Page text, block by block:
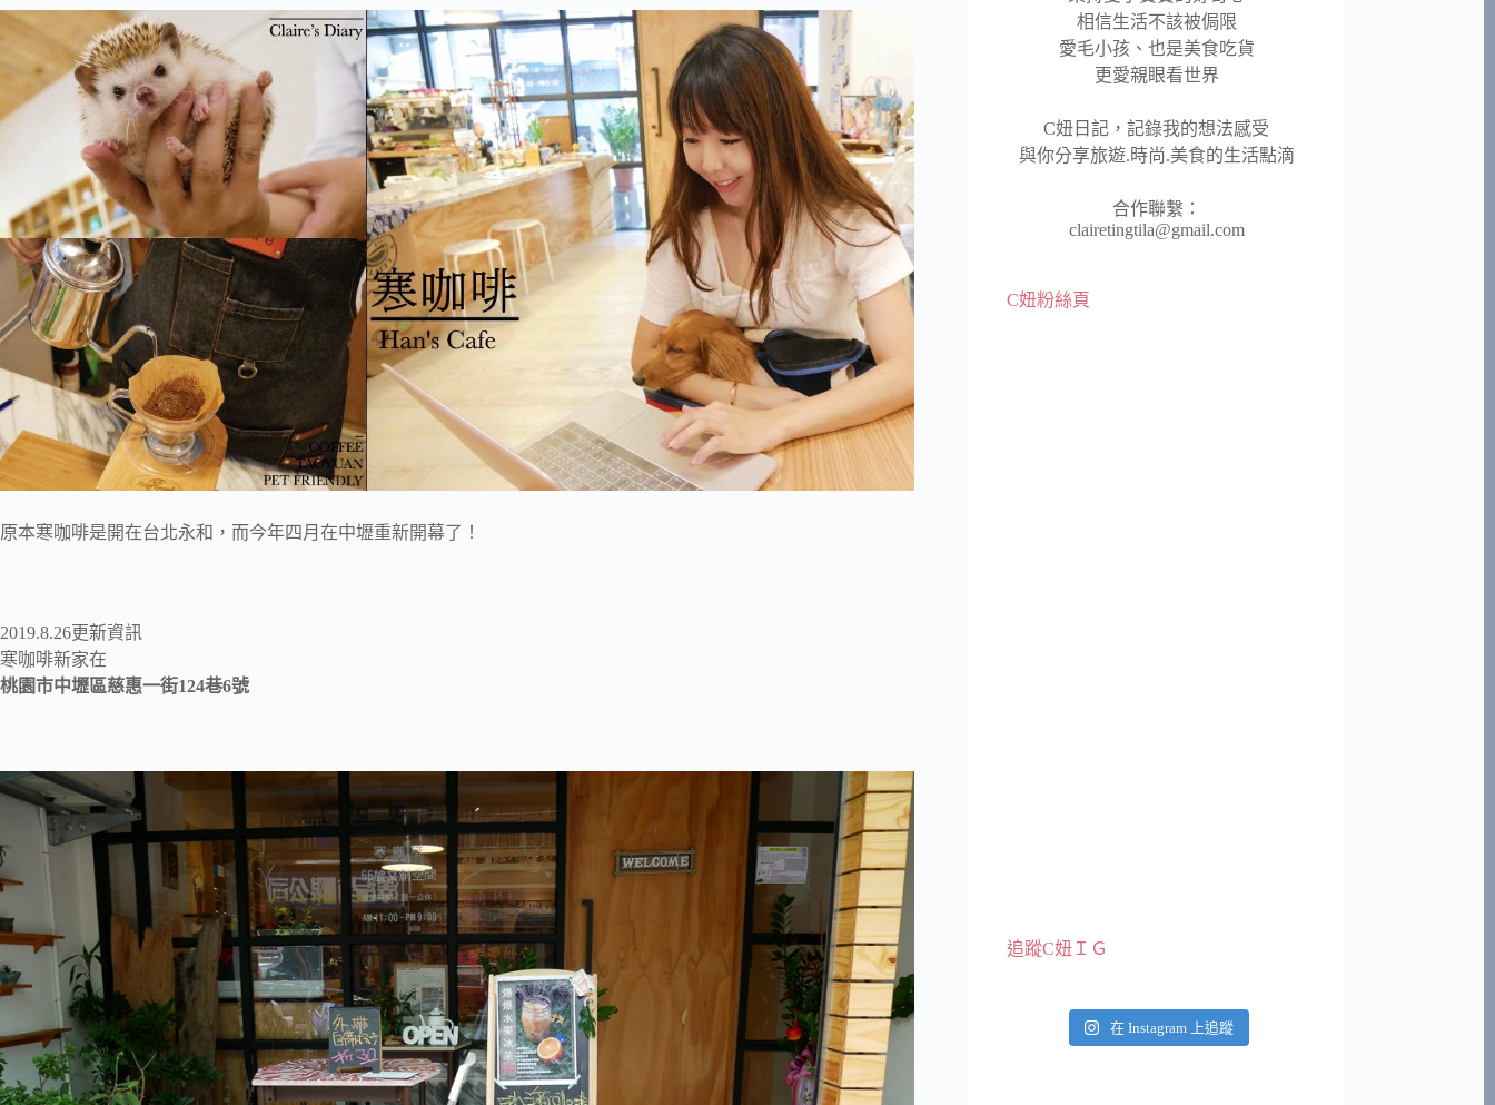
原本寒咖啡是開在台北永和，而今年四月在中壢重新開幕了！
2019.8.26更新資訊
寒咖啡新家在
桃園市中壢區慈惠一街124巷6號
相信生活不該被侷限
愛毛小孩、也是美食吃貨
更愛親眼看世界
C妞日記，記錄我的想法感受
與你分享旅遊.時尚.美食的生活點滴
合作聯繫：
clairetingtila@gmail.com
C妞粉絲頁
追蹤C妞ＩＧ
在 Instagram 上追蹤